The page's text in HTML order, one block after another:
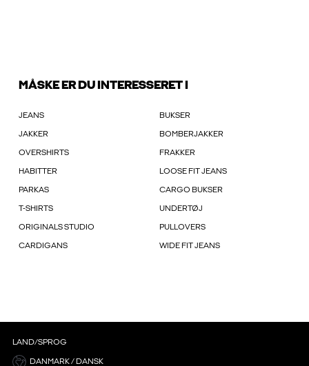
MÅSKE ER DU INTERESSERET I
JEANS BUKSER
JAKKER BOMBERJAKKER
OVERSHIRTS FRAKKER
HABITTER LOOSE FIT JEANS
PARKAS CARGO BUKSER
T-SHIRTS UNDERTØJ
ORIGINALS STUDIO PULLOVERS
CARDIGANS WIDE FIT JEANS
LAND/SPROG
DANMARK / DANSK